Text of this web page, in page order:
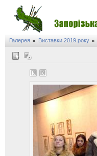
Галерея » Виставки 2019 року »